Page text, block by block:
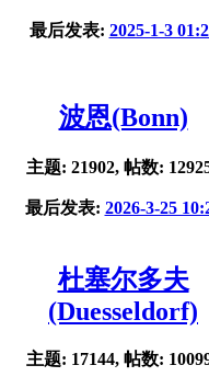
最后发表: 2025-1-3
波恩(Bonn)
主题: 21902, 帖数:
最后发表: 2026-3-25
杜塞尔多夫
(Duesseldorf)
主题: 17144, 帖数: